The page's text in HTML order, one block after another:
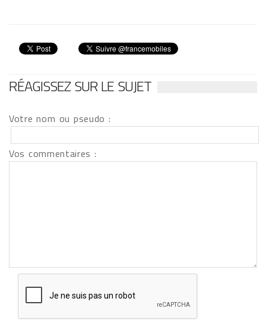
RÉAGISSEZ SUR LE SUJET
Votre nom ou pseudo :
Vos commentaires :